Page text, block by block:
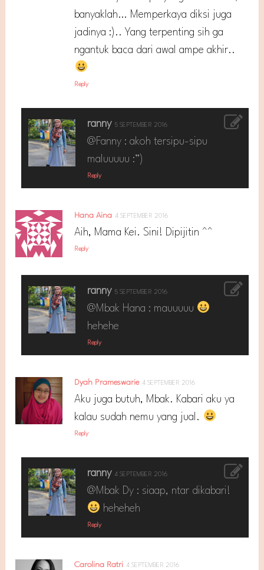
banyaklah… Memperkaya diksi juga
jadinya :).. Yang terpenting sih ga
ngantuk baca dari awal ampe akhir..
Reply
ranny 5 SEPTEMBER 2016
@Fanny : akoh tersipu-sipu
maluuuuu :”)
Reply
Hana Aina 4 SEPTEMBER 2016
Aih, Mama Kei. Sini! Dipijitin ^^
Reply
ranny 5 SEPTEMBER 2016
@Mbak Hana : mauuuuu
hehehe
Reply
Dyah Prameswarie 4 SEPTEMBER 2016
Aku juga butuh, Mbak. Kabari aku ya
kalau sudah nemu yang jual.
Reply
ranny 4 SEPTEMBER 2016
@Mbak Dy : siaap, ntar dikabari!
heheheh
Reply
Carolina Ratri 4 SEPTEMBER 2016